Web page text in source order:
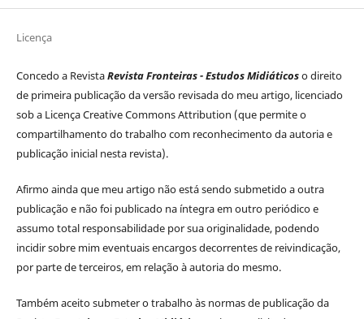
Licença
Concedo a RevistaRevista Fronteiras - Estudos Midiáticoso direito
de primeira publicação da versão revisada do meu artigo, licenciado
sob a Licença Creative Commons Attribution (que permite o
compartilhamento do trabalho com reconhecimento da autoria e
publicação inicial nesta revista).
Afirmo ainda que meu artigo não está sendo submetido a outra
publicação e não foi publicado na íntegra em outro periódico e
assumo total responsabilidade por sua originalidade, podendo
incidir sobre mim eventuais encargos decorrentes de reivindicação,
por parte de terceiros, em relação à autoria do mesmo.
Também aceito submeter o trabalho às normas de publicação da